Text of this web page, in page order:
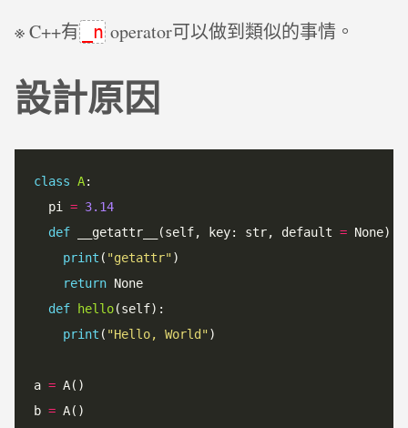
※ C++有
_n operator可以做到類似的事情。
設計原因
class A:
  pi
= 3.14
def __getattr__(self, key: str, default = None):
print ( "getattr")
return None
def
hello(self):
print ( "Hello, World ")
a = A()
b = A()